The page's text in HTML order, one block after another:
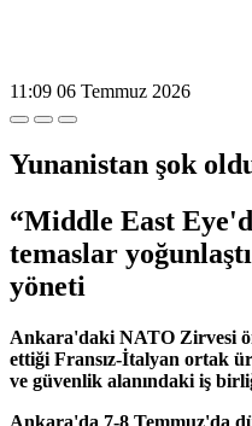
11:09 06 Temmuz 2026
Yunanistan şok
“Middle East
temaslar
yöneti
Ankara'daki NATO Zirvesi
ettiği Fransız-İtalyan ortak
ve güvenlik alanındaki iş